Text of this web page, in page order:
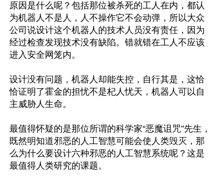
原因是什么呢？包括那位被杀死的工人在内，都认
为机器人不是人，人不操作它不会动弹，所以大众
公司说设计这个机器人的技术人员没有责任，因为
经过检查发现技术没有缺陷。错就错在工人不应该
进入安全网笼内。
设计没有问题，机器人却能失控，自行其是，这恰
恰证明了霍金的担忧不是杞人忧天，机器人可以自
主威胁人生命。
最值得怀疑的是那位所谓的科学家“恶魔诅咒”先生，
既然明知道邪恶的人工智慧可能会使人类毁灭，那
么为什么要设计六种邪恶的人工智慧系统呢？这是
最值得人类研究的课题。